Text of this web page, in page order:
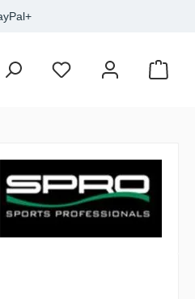
Zielfisch SALE